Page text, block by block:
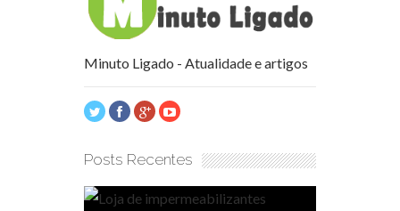
Minuto Ligado - Atualidade e artigos
Posts Recentes